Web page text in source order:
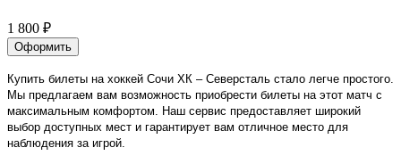
1 800 ₽
Оформить
Купить билеты на хоккей Сочи ХК – Северсталь стало легче простого.
Мы предлагаем вам возможность приобрести билеты на этот матч с
максимальным комфортом. Наш сервис предоставляет широкий
выбор доступных мест и гарантирует вам отличное место для
наблюдения за игрой.